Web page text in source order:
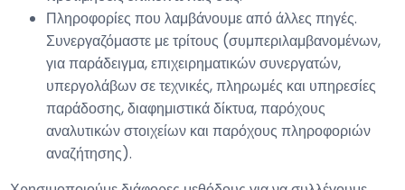
Πληροφορίες που λαμβάνουμε από άλλες πηγές.
Συνεργαζόμαστε με τρίτους (συμπεριλαμβανομένων,
για παράδειγμα, επιχειρηματικών συνεργατών,
υπεργολάβων σε τεχνικές, πληρωμές και υπηρεσίες
παράδοσης, διαφημιστικά δίκτυα, παρόχους
αναλυτικών στοιχείων και παρόχους πληροφοριών
αναζήτησης).